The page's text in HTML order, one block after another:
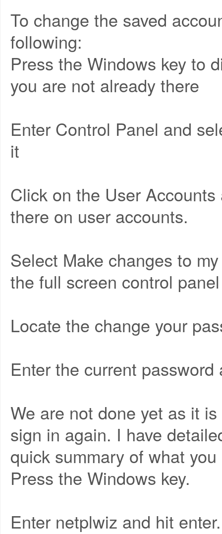
To change the saved
following:
Press the Windows key to
you are not already there
Enter Control Panel and
it
Click on the User
there on user accounts.
Select Make changes to
the full screen control
Locate the change your
Enter the current
We are not done yet as it
sign in again. I have
quick summary of what
Press the Windows key.
Enter netplwiz and hit enter.